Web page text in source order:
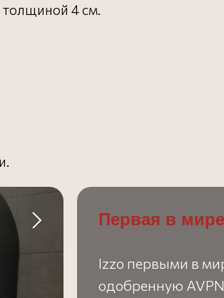
толщиной 4 см.
Первая в мире
Izzo первыми в
одобренную